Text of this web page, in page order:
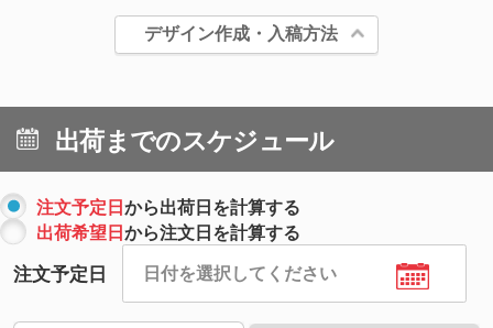
デザイン作成・入稿方法
出荷までのスケジュール
注文予定日から出荷日を計算する
出荷希望日から注文日を計算する
注文予定日